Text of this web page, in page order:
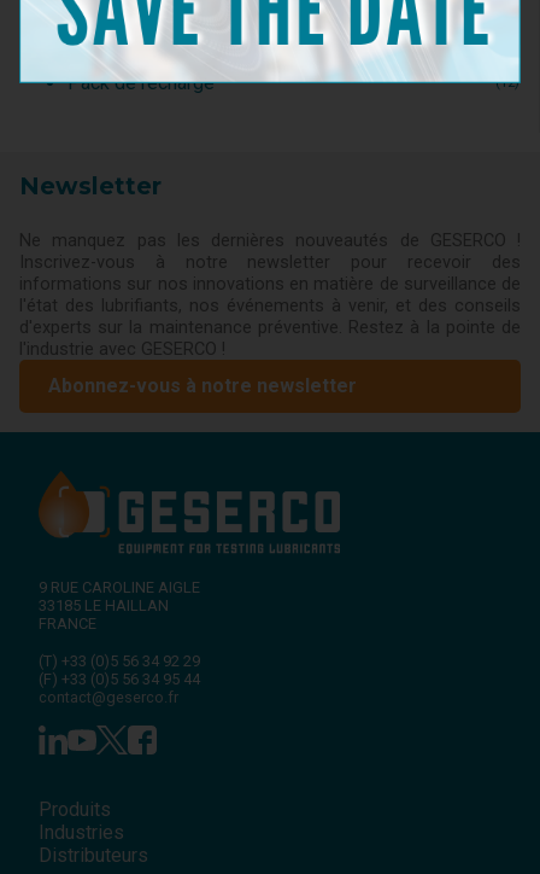
Kits de test pour carburants
Kits de test pour fluides aéronautiques
Accessoires de test (3)
Pack de recharge (12)
Newsletter
Ne manquez pas les dernières nouveautés de GESERCO !
Inscrivez-vous à notre newsletter pour recevoir des
informations sur nos innovations en matière de surveillance de
l'état des lubrifiants, nos événements à venir, et des conseils
d'experts sur la maintenance préventive. Restez à la pointe de
l'industrie avec GESERCO !
Abonnez-vous à notre newsletter
9 RUE CAROLINE AIGLE
33185 LE HAILLAN
FRANCE
(T) +33 (0)5 56 34 92 29
(F) +33 (0)5 56 34 95 44
contact@geserco.fr
Produits
Industries
Distributeurs